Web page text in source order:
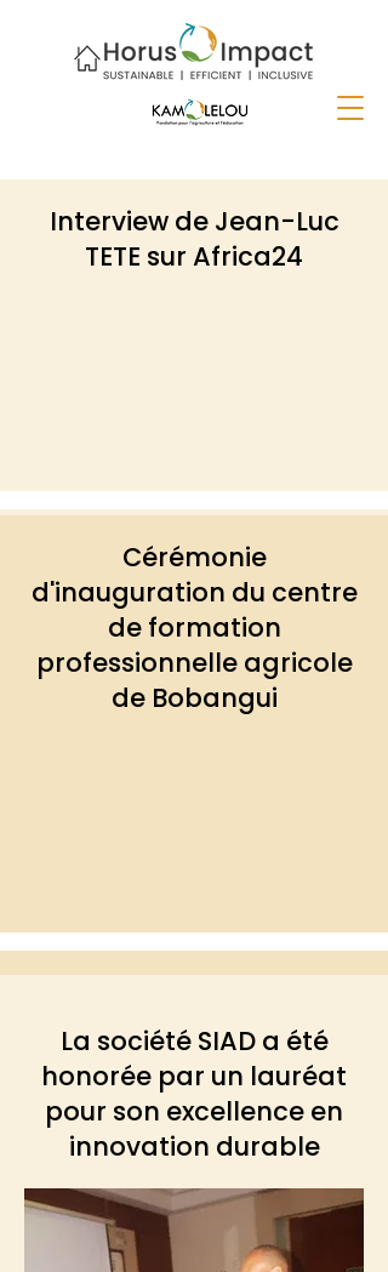
Interview de Jean-Luc
TETE sur Africa24
Cérémonie
d'inauguration du centre
de formation
professionnelle agricole
de Bobangui
La société SIAD a été
honorée par un lauréat
pour son excellence en
innovation durable